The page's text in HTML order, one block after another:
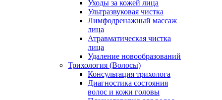
Уходы за кожей лица
Ультразвуковая чистка
Лимфодренажный массаж
лица
Атравматическая чистка
лица
Удаление новообразований
Трихология (Волосы)
Консультация трихолога
Диагностика состояния
волос и кожи головы